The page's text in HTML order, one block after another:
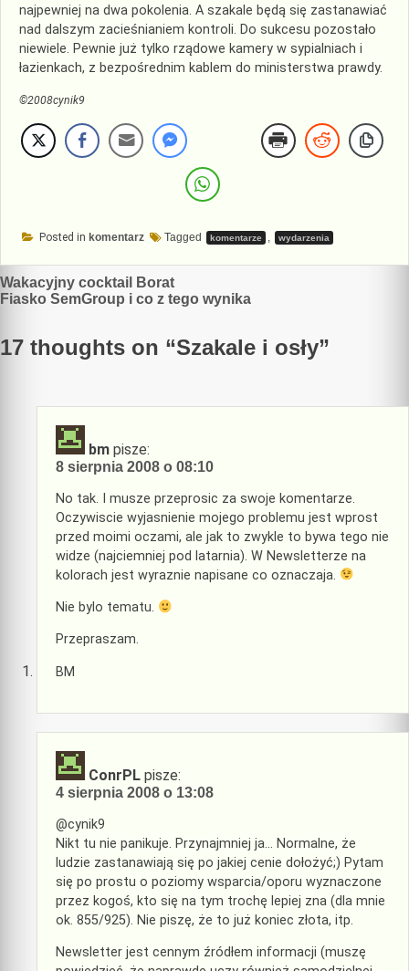
najpewniej na dwa pokolenia. A szakale będą się zastanawiać
nad dalszym zacieśnianiem kontroli. Do sukcesu pozostało
niewiele. Pewnie już tylko rządowe kamery w sypialniach i
łazienkach, z bezpośrednim kablem do ministerstwa prawdy.
©2008cynik9
Posted in komentarz Tagged komentarze , wydarzenia
Nawigacja
wpisu
Wakacyjny cocktail Borat
Fiasko SemGroup i co z tego wynika
17 thoughts on “Szakale i osły”
bm pisze:
8 sierpnia 2008 o 08:10
No tak. I musze przeprosic za swoje komentarze.
Oczywiscie wyjasnienie mojego problemu jest wprost
przed moimi oczami, ale jak to zwykle to bywa tego nie
widze (najciemniej pod latarnia). W Newsletterze na
kolorach jest wyraznie napisane co oznaczaja.
Nie bylo tematu.
Przepraszam.
BM
ConrPL pisze:
4 sierpnia 2008 o 13:08
@cynik9
Nikt tu nie panikuje. Przynajmniej ja… Normalne, że
ludzie zastanawiają się po jakiej cenie dołożyć;) Pytam
się po prostu o poziomy wsparcia/oporu wyznaczone
przez kogoś, kto się na tym trochę lepiej zna (dla mnie
ok. 855/925). Nie piszę, że to już koniec złota, itp.
Newsletter jest cennym źródłem informacji (muszę